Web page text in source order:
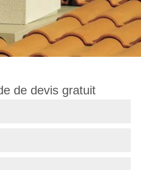
de devis gratuit